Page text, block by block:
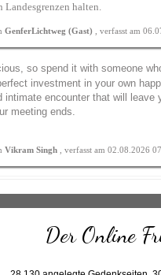
Landesgrenzen halten.
GenferLichtweg (Gast) , verfasst am
so spend it with someone
investment in your own
intimate encounter that will leave
meeting ends.
Vikram Singh , verfasst am 02.08.2026
Der Online